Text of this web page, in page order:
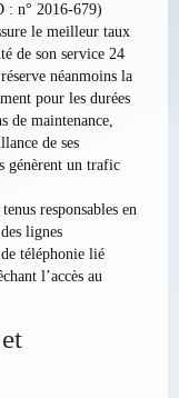
: n° 2016-679)
le meilleur taux
de son service 24
néanmoins la
pour les durées
de maintenance,
de ses
génèrent un trafic
responsables en
lignes
téléphonie lié
l’accès au